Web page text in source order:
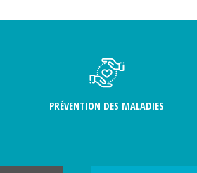
PRÉVENTION DES MALADIES